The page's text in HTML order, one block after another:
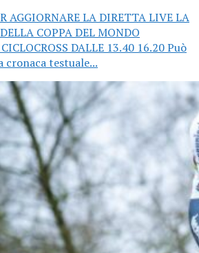
AGGIORNARE LA DIRETTA LIVE LA
COPPA DEL MONDO
DALLE 13.40 16.20 Può
cronaca testuale...